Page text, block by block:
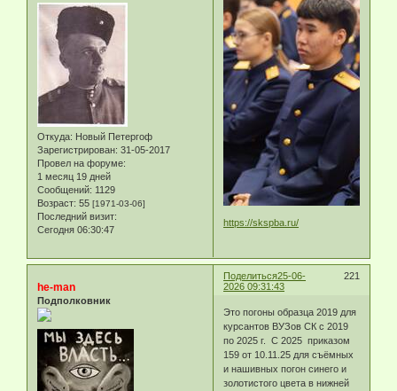
Откуда: Новый Петергоф
Зарегистрирован: 31-05-2017
Провел на форуме:
1 месяц 19 дней
Сообщений: 1129
Возраст: 55 [1971-03-06]
Последний визит:
Сегодня 06:30:47
https://skspba.ru/
Поделиться 221
25-06-
2026 09:31:43
he-man
Подполковник
Это погоны образца 2019 для
курсантов ВУЗов СК с 2019
по 2025 г. С 2025 приказом
159 от 10.11.25 для съёмных
и нашивных погон синего и
золотистого цвета в нижней